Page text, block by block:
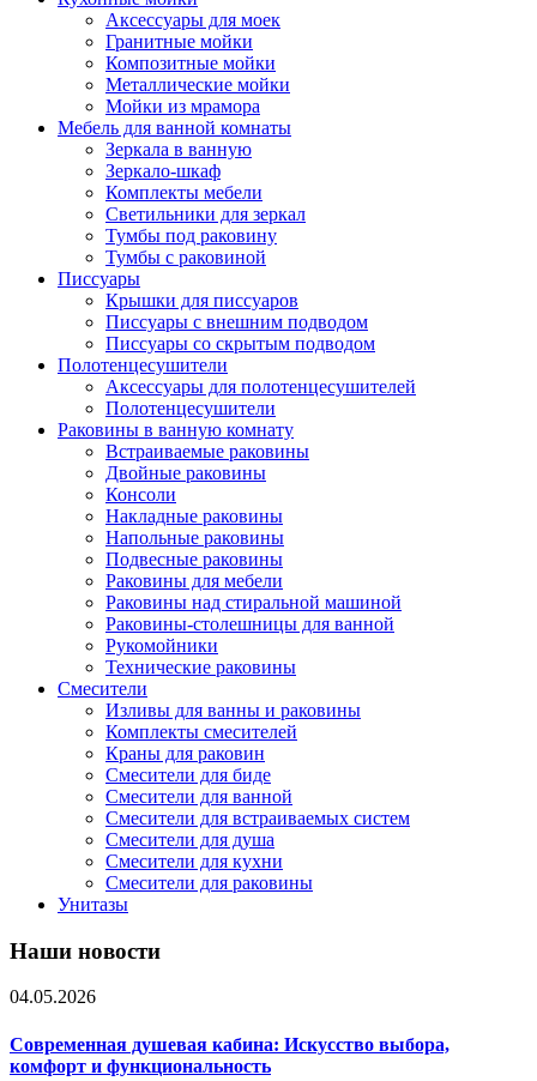
Аксессуары для моек
Гранитные мойки
Композитные мойки
Металлические мойки
Мойки из мрамора
Мебель для ванной комнаты
Зеркала в ванную
Зеркало-шкаф
Комплекты мебели
Светильники для зеркал
Тумбы под раковину
Тумбы с раковиной
Писсуары
Крышки для писсуаров
Писсуары с внешним подводом
Писсуары со скрытым подводом
Полотенцесушители
Аксессуары для полотенцесушителей
Полотенцесушители
Раковины в ванную комнату
Встраиваемые раковины
Двойные раковины
Консоли
Накладные раковины
Напольные раковины
Подвесные раковины
Раковины для мебели
Раковины над стиральной машиной
Раковины-столешницы для ванной
Рукомойники
Технические раковины
Смесители
Изливы для ванны и раковины
Комплекты смесителей
Краны для раковин
Смесители для биде
Смесители для ванной
Смесители для встраиваемых систем
Смесители для душа
Смесители для кухни
Смесители для раковины
Унитазы
Наши новости
04.05.2026
Современная душевая кабина: Искусство выбора,
комфорт и функциональность